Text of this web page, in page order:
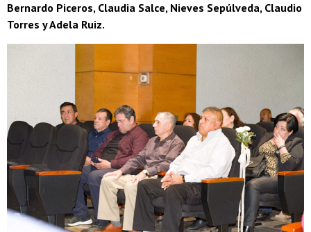
Bernardo Piceros, Claudia Salce, Nieves Sepúlveda, Claudio
Torres y Adela Ruiz.